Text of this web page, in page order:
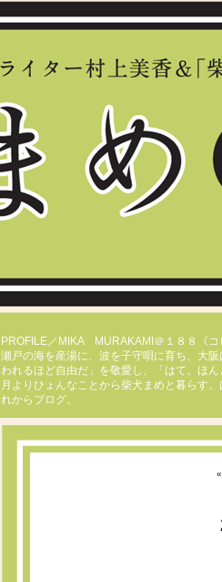
PROFILE／MIKA MURAKAMI＠１８８《コ
瀬戸の海を産湯に、波を子守唄に育ち、大
われるほど自由だ」を敬愛し、「はて。ほ
月よりひょんなことから柴犬まめと暮らす
れからブログ。